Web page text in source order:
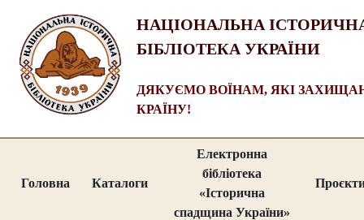
НАЦІОНАЛЬНА
БІБЛІОТЕКА УКРАЇНИ
ДЯКУЄМО ВОЇНАМ, ЯКІ
КРАЇНУ!
Головна Каталоги
Електронна
бібліотека
«Історична
спадщина України»